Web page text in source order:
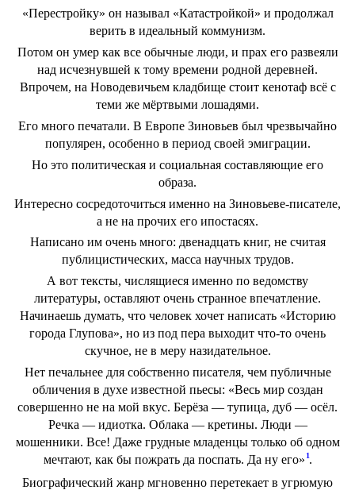
«Перестройку» он называл «Катастройкой» и продолжал
верить в идеальный коммунизм.
Потом он умер как все обычные люди, и прах его развеяли
над исчезнувшей к тому времени родной деревней.
Впрочем, на Новодевичьем кладбище стоит кенотаф всё с
теми же мёртвыми лошадями.
Его много печатали. В Европе Зиновьев был чрезвычайно
популярен, особенно в период своей эмиграции.
Но это политическая и социальная составляющие его
образа.
Интересно сосредоточиться именно на Зиновьеве-писателе,
а не на прочих его ипостасях.
Написано им очень много: двенадцать книг, не считая
публицистических, масса научных трудов.
А вот тексты, числящиеся именно по ведомству
литературы, оставляют очень странное впечатление.
Начинаешь думать, что человек хочет написать «Историю
города Глупова», но из под пера выходит что-то очень
скучное, не в меру назидательное.
Нет печальнее для собственно писателя, чем публичные
обличения в духе известной пьесы: «Весь мир создан
совершенно не на мой вкус. Берёза — тупица, дуб — осёл.
Речка — идиотка. Облака — кретины. Люди —
мошенники. Все! Даже грудные младенцы только об одном
мечтают, как бы пожрать да поспать. Да ну его» 1.
Биографический жанр мгновенно перетекает в угрюмую